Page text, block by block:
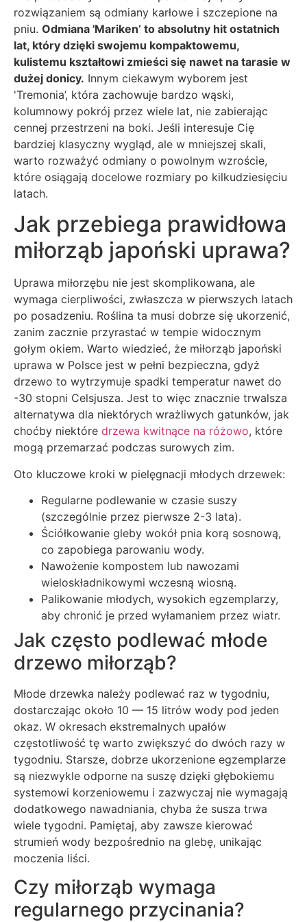
rozwiązaniem są odmiany karłowe i szczepione na
pniu. Odmiana 'Mariken’ to absolutny hit ostatnich
lat, który dzięki swojemu kompaktowemu,
kulistemu kształtowi zmieści się nawet na tarasie w
dużej donicy. Innym ciekawym wyborem jest
'Tremonia’, która zachowuje bardzo wąski,
kolumnowy pokrój przez wiele lat, nie zabierając
cennej przestrzeni na boki. Jeśli interesuje Cię
bardziej klasyczny wygląd, ale w mniejszej skali,
warto rozważyć odmiany o powolnym wzroście,
które osiągają docelowe rozmiary po kilkudziesięciu
latach.
Jak przebiega prawidłowa
miłorząb japoński uprawa?
Uprawa miłorzębu nie jest skomplikowana, ale
wymaga cierpliwości, zwłaszcza w pierwszych latach
po posadzeniu. Roślina ta musi dobrze się ukorzenić,
zanim zacznie przyrastać w tempie widocznym
gołym okiem. Warto wiedzieć, że miłorząb japoński
uprawa w Polsce jest w pełni bezpieczna, gdyż
drzewo to wytrzymuje spadki temperatur nawet do
-30 stopni Celsjusza. Jest to więc znacznie trwalsza
alternatywa dla niektórych wrażliwych gatunków, jak
choćby niektóre drzewa kwitnące na różowo, które
mogą przemarzać podczas surowych zim.
Oto kluczowe kroki w pielęgnacji młodych drzewek:
Regularne podlewanie w czasie suszy
(szczególnie przez pierwsze 2-3 lata).
Ściółkowanie gleby wokół pnia korą sosnową,
co zapobiega parowaniu wody.
Nawożenie kompostem lub nawozami
wieloskładnikowymi wczesną wiosną.
Palikowanie młodych, wysokich egzemplarzy,
aby chronić je przed wyłamaniem przez wiatr.
Jak często podlewać młode
drzewo miłorząb?
Młode drzewka należy podlewać raz w tygodniu,
dostarczając około 10 — 15 litrów wody pod jeden
okaz. W okresach ekstremalnych upałów
częstotliwość tę warto zwiększyć do dwóch razy w
tygodniu. Starsze, dobrze ukorzenione egzemplarze
są niezwykle odporne na suszę dzięki głębokiemu
systemowi korzeniowemu i zazwyczaj nie wymagają
dodatkowego nawadniania, chyba że susza trwa
wiele tygodni. Pamiętaj, aby zawsze kierować
strumień wody bezpośrednio na glebę, unikając
moczenia liści.
Czy miłorząb wymaga
regularnego przycinania?